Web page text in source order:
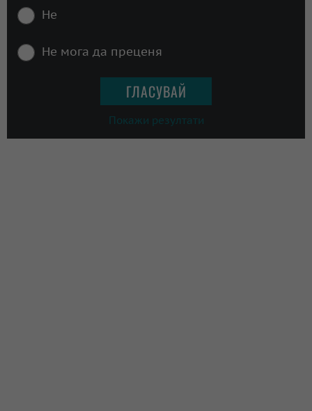
Не
Не мога да преценя
Покажи резултати